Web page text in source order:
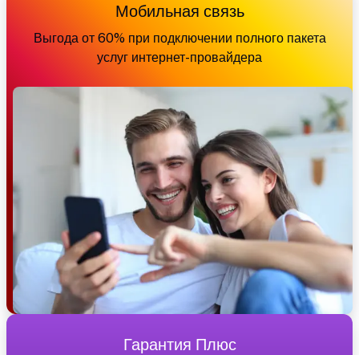
Мобильная связь
Выгода от 60% при подключении полного пакета
услуг интернет-провайдера
Гарантия Плюс